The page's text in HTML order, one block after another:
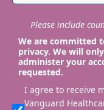
Please include
We are committed
privacy. We will
administer your
requested.
I agree to receive
Vanguard